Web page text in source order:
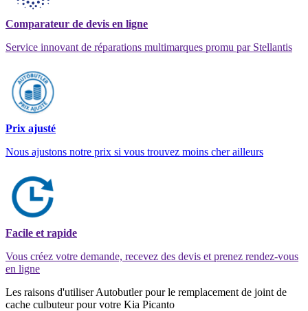
Comparateur de devis en ligne
Service innovant de réparations multimarques promu par Stellantis
Prix ajusté
Nous ajustons notre prix si vous trouvez moins cher ailleurs
Facile et rapide
Vous créez votre demande, recevez des devis et prenez rendez-vous
en ligne
Les raisons d'utiliser Autobutler pour le remplacement de joint de
cache culbuteur pour votre Kia Picanto